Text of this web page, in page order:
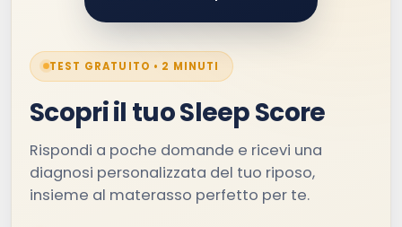
TEST GRATUITO • 2 MINUTI
Scopri il tuo Sleep Score
Rispondi a poche domande e ricevi una
diagnosi personalizzata del tuo riposo,
insieme al materasso perfetto per te.